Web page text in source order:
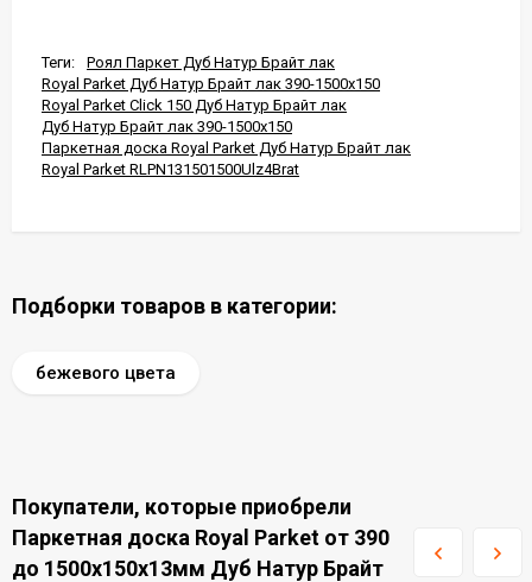
Теги:
Роял Паркет Дуб Натур Брайт лак
Royal Parket Дуб Натур Брайт лак 390-1500x150
Royal Parket Click 150 Дуб Натур Брайт лак
Дуб Натур Брайт лак 390-1500x150
Паркетная доска Royal Parket Дуб Натур Брайт лак
Royal Parket RLPN131501500Ulz4Brat
Подборки товаров в категории:
бежевого цвета
Покупатели, которые приобрели
Паркетная доска Royal Parket от 390
до 1500х150х13мм Дуб Натур Брайт